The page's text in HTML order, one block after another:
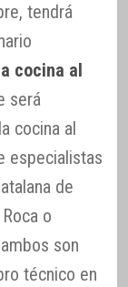
tendrá
cocina al
será
cocina al
especialistas
de
o
son
técnico en